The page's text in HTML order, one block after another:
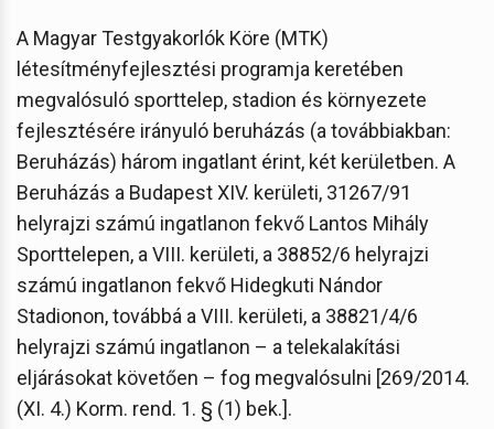
A Magyar Testgyakorlók Köre (MTK)
létesítményfejlesztési programja keretében
megvalósuló sporttelep, stadion és környezete
fejlesztésére irányuló beruházás (a továbbiakban:
Beruházás) három ingatlant érint, két kerületben. A
Beruházás a Budapest XIV. kerületi, 31267/91
helyrajzi számú ingatlanon fekvő Lantos Mihály
Sporttelepen, a VIII. kerületi, a 38852/6 helyrajzi
számú ingatlanon fekvő Hidegkuti Nándor
Stadionon, továbbá a VIII. kerületi, a 38821/4/6
helyrajzi számú ingatlanon – a telekalakítási
eljárásokat követően – fog megvalósulni [269/2014.
(XI. 4.) Korm. rend. 1. § (1) bek.].